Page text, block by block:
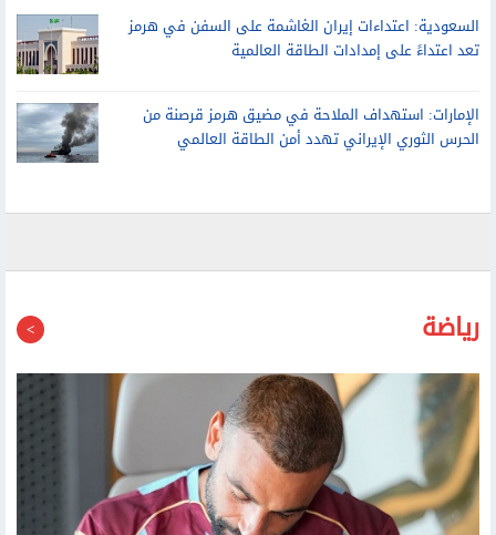
السعودية: اعتداءات إيران الغاشمة على السفن في هرمز
تعد اعتداءً على إمدادات الطاقة العالمية
الإمارات: استهداف الملاحة في مضيق هرمز قرصنة من
الحرس الثوري الإيراني تهدد أمن الطاقة العالمي
رياضة